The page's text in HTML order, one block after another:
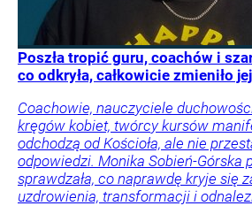
Poszła tropić guru, coachów i
co odkryła, całkowicie zmieniło
Coachowie, nauczyciele
kręgów kobiet, twórcy kursów
odchodzą od Kościoła, ale nie
odpowiedzi. Monika Sobień-Górska
sprawdzała, co naprawdę kryje się
uzdrowienia, transformacji i